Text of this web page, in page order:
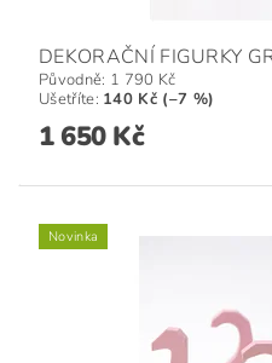
DEKORAČNÍ FIGURKY
Původně: 1 790 Kč
Ušetříte: 140 Kč (–7 %)
1 650 Kč
Novinka